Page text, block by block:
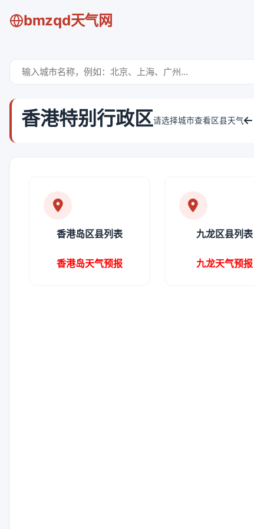
bmzqd天气网
香港特别行政区请选择城市查看区县天气
香港岛区县列表
香港岛天气预报
九龙区县列表
九龙天气预报